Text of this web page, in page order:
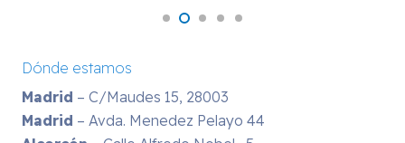
Dónde estamos
Madrid – C/Maudes 15, 28003
Madrid – Avda. Menedez Pelayo 44